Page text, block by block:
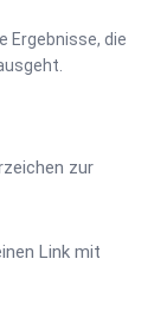
Ergebnisse, die
zur
Link mit